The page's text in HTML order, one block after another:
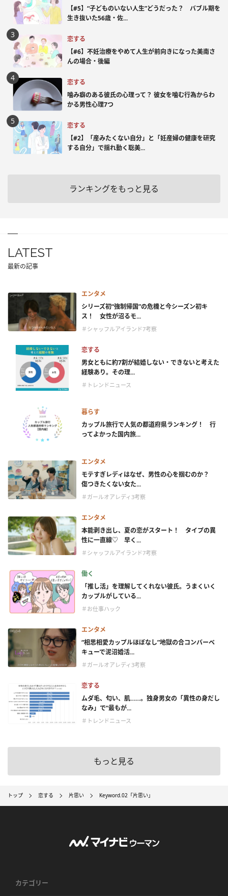
【#5】“子どものいない人生”どうだった？ バブル期を
生き抜いた56歳・佐...
恋する
【#6】不妊治療をやめて人生が前向きになった美南さ
んの場合・後編
恋する
噛み癖のある彼氏の心理って？ 彼女を噛む行為からわ
かる男性心理7つ
恋する
【#2】「産みたくない自分」と「妊産婦の健康を研究
する自分」で揺れ動く聡美...
ランキングをもっと見る
LATEST
最新の記事
エンタメ
シリーズ初“強制帰国”の危機と今シーズン初キ
ス！ 女性が沼るモ...
＃シャッフルアイランド7考察
恋する
男女ともに約7割が結婚しない・できないと考えた
経験あり。その理...
＃トレンドニュース
暮らす
カップル旅行で人気の都道府県ランキング！ 行
ってよかった国内旅...
エンタメ
モテすぎレディはなぜ、男性の心を掴むのか？
傷つきたくない女た...
＃ガールオアレディ3考察
エンタメ
本能剥き出し、夏の恋がスタート！ タイプの異
性に一直線♡ 早く...
＃シャッフルアイランド7考察
働く
「推し活」を理解してくれない彼氏。うまくいく
カップルがしている...
＃お仕事ハック
エンタメ
“相思相愛カップルほぼなし”地獄の合コンバーベ
キューで泥沼婚活...
＃ガールオアレディ3考察
恋する
ムダ毛、匂い、肌……。独身男女の「異性の身だし
なみ」で“最もが...
＃トレンドニュース
もっと見る
トップ 恋する 片思い Keyword.02「片思い」
カテゴリー